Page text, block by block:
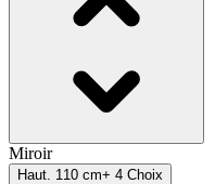
Miroir
Haut. 110 cm+ 4 Choix